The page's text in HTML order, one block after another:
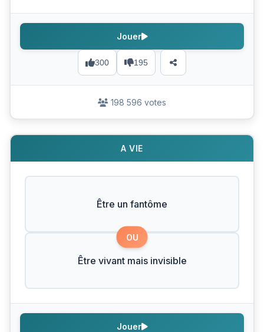
300 195
Jouer
198 596 votes
A VIE
Être un fantôme
OU
Être vivant mais invisible
Jouer